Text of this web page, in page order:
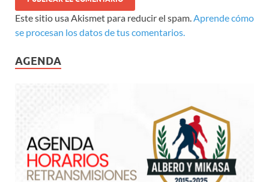
Este sitio usa Akismet para reducir el spam.Aprende cómo
se procesan los datos de tus comentarios.
AGENDA